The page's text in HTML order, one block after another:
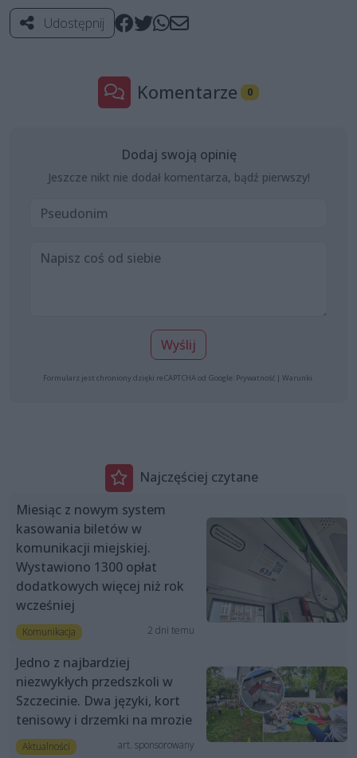
Udostępnij
Komentarze 0
Dodaj swoją opinię
Jeszcze nikt nie dodał komentarza, bądź pierwszy!
Wyślij
Formularz jest chroniony dzięki reCAPTCHA od Google: Prywatność | Warunki
Najczęściej czytane
Miesiąc z nowym system
kasowania biletów w
komunikacji miejskiej.
Wystawiono 1300 opłat
dodatkowych więcej niż rok
wcześniej
Komunikacja 2 dni temu
Jedno z najbardziej
niezwykłych przedszkoli w
Szczecinie. Dwa języki, kort
tenisowy i drzemki na mrozie
Aktualności art. sponsorowany